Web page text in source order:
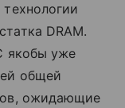
DRAM.
якобы уже
общей
ожидающие